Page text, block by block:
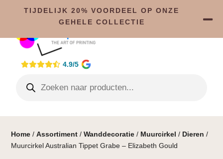
4.9/5
Home /Assortiment /Wanddecoratie / Muurcirkel / Dieren /
Muurcirkel Australian Tippet Grabe – Elizabeth Gould
TIJDELIJK 20% VOORDEEL OP ONZE
GEHELE COLLECTIE